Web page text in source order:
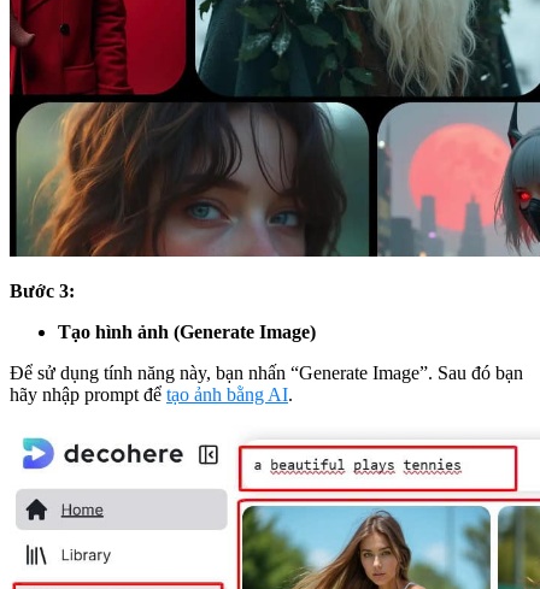
Bước 3:
Tạo hình ảnh (Generate Image)
Để sử dụng tính năng này, bạn nhấn “Generate Image”. Sau đó bạn
hãy nhập prompt để tạo ảnh bằng AI.